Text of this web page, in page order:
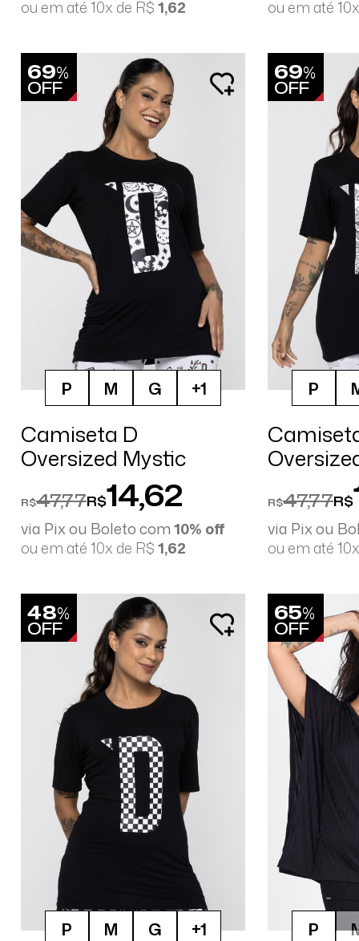
ou em até 10x de R$1,62 ou em até
69%
OFF
P M G +1
Camiseta D
Oversized Mystic
R$47,77R$14,62
via Pix ou Boleto com10% off
ou em até 10x de R$1,62
69%
OFF
P
R$47,77R$
via Pix ou
ou em até
48%
OFF
P M G +1
65%
OFF
P